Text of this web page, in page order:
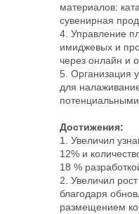
материалов:
сувенирная
4. Управление
имиджевых и
через онлайн и
5. Организация
для
Достижения:
1. Увеличил
12% и
18 %
2. Увеличил
благодаря
размещением